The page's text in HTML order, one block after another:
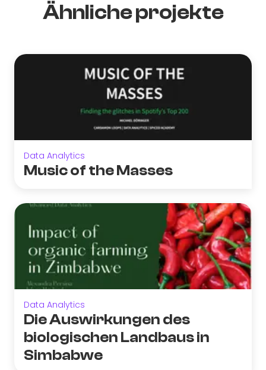
Ähnliche projekte
Data Analytics
Music of the Masses
Data Analytics
Die Auswirkungen des
biologischen Landbaus in
Simbabwe